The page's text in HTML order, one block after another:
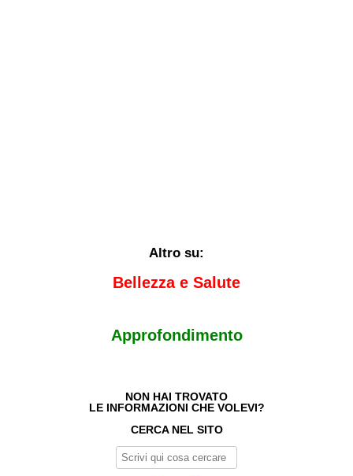
Altro su:
Bellezza e Salute
Approfondimento
NON HAI TROVATO
LE INFORMAZIONI CHE VOLEVI?
CERCA NEL SITO